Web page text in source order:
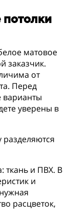
матовое
заказчик.
от
Перед
варианты
уверены в
ткань и ПВХ. В
и
расцветок,